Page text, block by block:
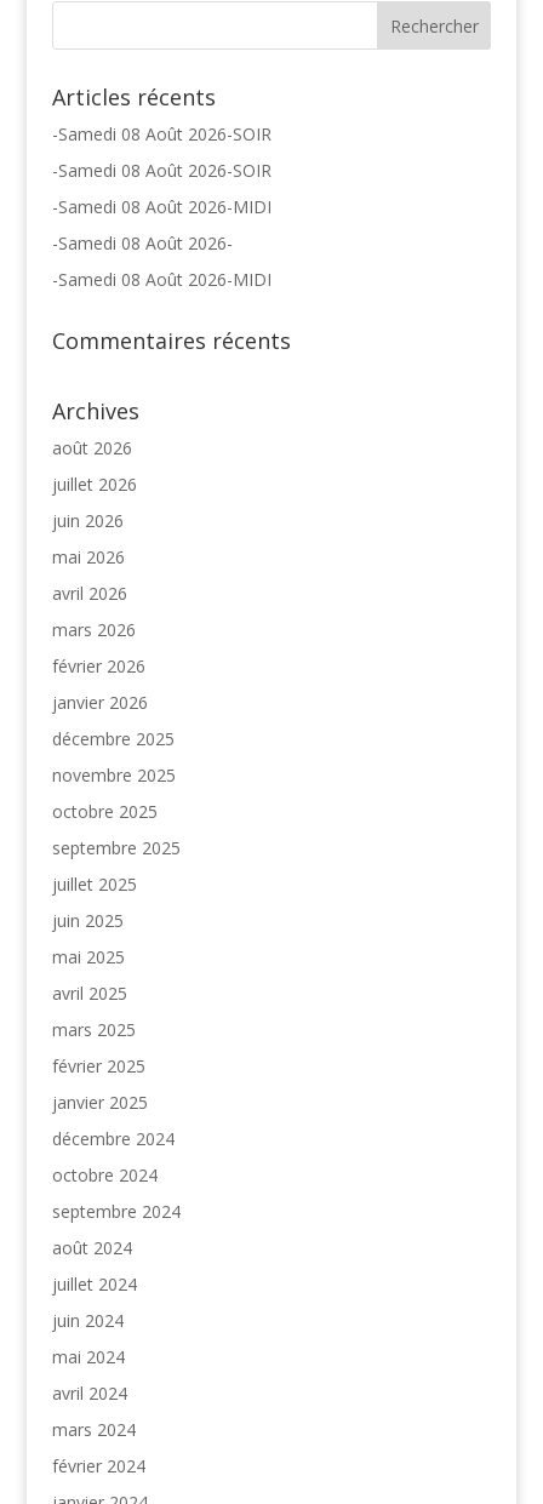
Articles récents
-Samedi 08 Août 2026-SOIR
-Samedi 08 Août 2026-SOIR
-Samedi 08 Août 2026-MIDI
-Samedi 08 Août 2026-
-Samedi 08 Août 2026-MIDI
Commentaires récents
Archives
août 2026
juillet 2026
juin 2026
mai 2026
avril 2026
mars 2026
février 2026
janvier 2026
décembre 2025
novembre 2025
octobre 2025
septembre 2025
juillet 2025
juin 2025
mai 2025
avril 2025
mars 2025
février 2025
janvier 2025
décembre 2024
octobre 2024
septembre 2024
août 2024
juillet 2024
juin 2024
mai 2024
avril 2024
mars 2024
février 2024